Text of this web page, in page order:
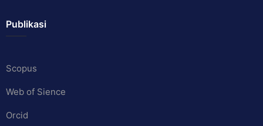
Publikasi
Scopus
Web of Sience
Orcid